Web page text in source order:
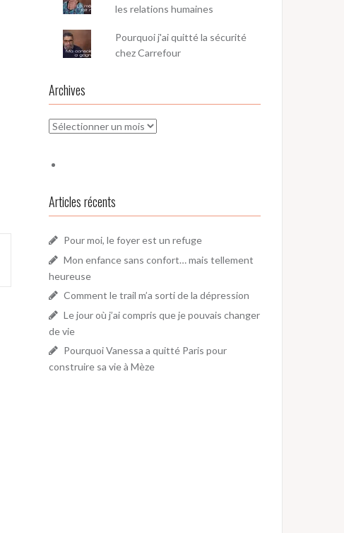
les relations humaines
Pourquoi j'ai quitté la sécurité
chez Carrefour
Archives
Archives
Articles récents
Pour moi, le foyer est un refuge
Mon enfance sans confort… mais tellement
heureuse
Comment le trail m’a sorti de la dépression
Le jour où j’ai compris que je pouvais changer
de vie
Pourquoi Vanessa a quitté Paris pour
construire sa vie à Mèze